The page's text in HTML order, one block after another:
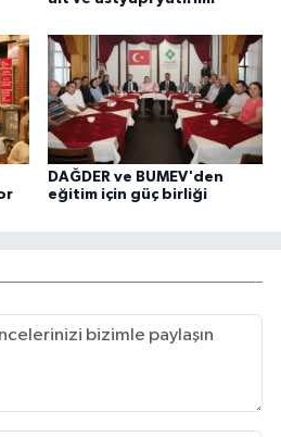
DAĞDER ve BUMEV'den
eğitim için güç birliği